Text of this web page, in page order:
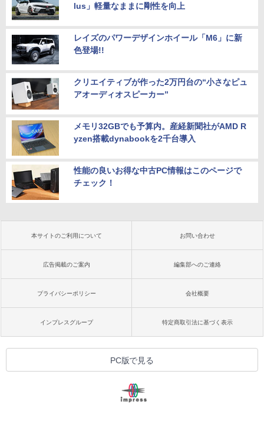
lus」軽量なままに剛性を向上
レイズのパワーデザインホイール「M6」に新
色登場!!
クリエイティブが作った2万円台の“小さなピュ
アオーディオスピーカー”
メモリ32GBでも予算内。産経新聞社がAMD R
yzen搭載dynabookを2千台導入
性能の良いお得な中古PC情報はこのページで
チェック！
本サイトのご利用について お問い合わせ
広告掲載のご案内 編集部へのご連絡
プライバシーポリシー 会社概要
インプレスグループ 特定商取引法に基づく表示
PC版で見る